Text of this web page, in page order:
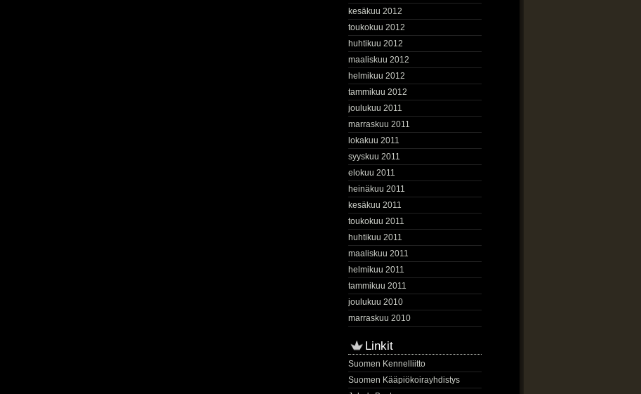
kesäkuu 2012
toukokuu 2012
huhtikuu 2012
maaliskuu 2012
helmikuu 2012
tammikuu 2012
joulukuu 2011
marraskuu 2011
lokakuu 2011
syyskuu 2011
elokuu 2011
heinäkuu 2011
kesäkuu 2011
toukokuu 2011
huhtikuu 2011
maaliskuu 2011
helmikuu 2011
tammikuu 2011
joulukuu 2010
marraskuu 2010
Linkit
Suomen Kennelliitto
Suomen Kääpiökoirayhdistys